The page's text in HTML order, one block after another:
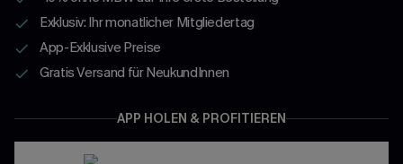
Exklusiv: Ihr monatlicher Mitgliedertag
App-Exklusive Preise
Gratis Versand für NeukundInnen
APP HOLEN & PROFITIEREN